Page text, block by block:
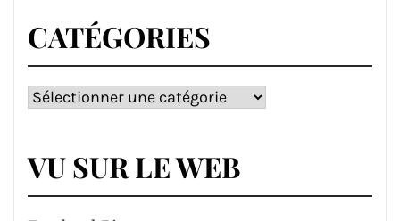
CATÉGORIES
Catégories
VU SUR LE WEB